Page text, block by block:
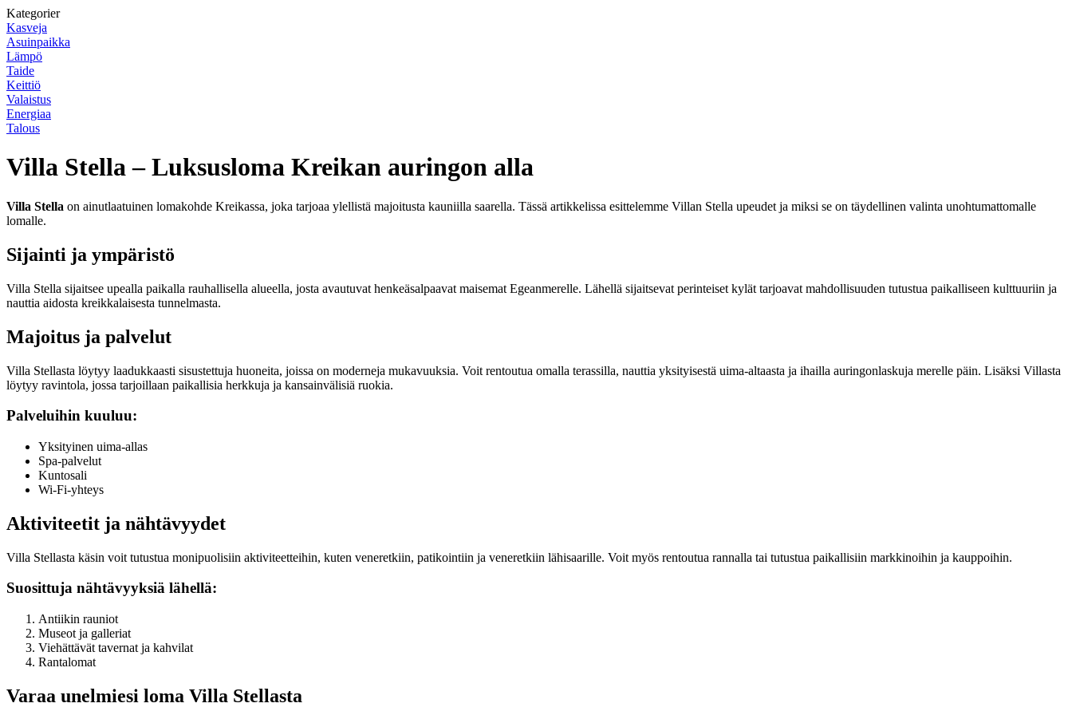
Kategorier
Kasveja
Asuinpaikka
Lämpö
Taide
Keittiö
Valaistus
Energiaa
Talous
Villa Stella – Luksusloma Kreikan auringon alla
Villa Stella on ainutlaatuinen lomakohde Kreikassa, joka tarjoaa ylellistä majoitusta kauniilla saarella. Tässä artikkelissa esittelemme Villan Stella upeudet ja miksi se on täydellinen valinta unohtumattomalle
lomalle.
Sijainti ja ympäristö
Villa Stella sijaitsee upealla paikalla rauhallisella alueella, josta avautuvat henkeäsalpaavat maisemat Egeanmerelle. Lähellä sijaitsevat perinteiset kylät tarjoavat mahdollisuuden tutustua paikalliseen kulttuuriin ja
nauttia aidosta kreikkalaisesta tunnelmasta.
Majoitus ja palvelut
Villa Stellasta löytyy laadukkaasti sisustettuja huoneita, joissa on moderneja mukavuuksia. Voit rentoutua omalla terassilla, nauttia yksityisestä uima-altaasta ja ihailla auringonlaskuja merelle päin. Lisäksi Villasta
löytyy ravintola, jossa tarjoillaan paikallisia herkkuja ja kansainvälisiä ruokia.
Palveluihin kuuluu:
Yksityinen uima-allas
Spa-palvelut
Kuntosali
Wi-Fi-yhteys
Aktiviteetit ja nähtävyydet
Villa Stellasta käsin voit tutustua monipuolisiin aktiviteetteihin, kuten veneretkiin, patikointiin ja veneretkiin lähisaarille. Voit myös rentoutua rannalla tai tutustua paikallisiin markkinoihin ja kauppoihin.
Suosittuja nähtävyyksiä lähellä:
Antiikin rauniot
Museot ja galleriat
Viehättävät tavernat ja kahvilat
Rantalomat
Varaa unelmiesi loma Villa Stellasta